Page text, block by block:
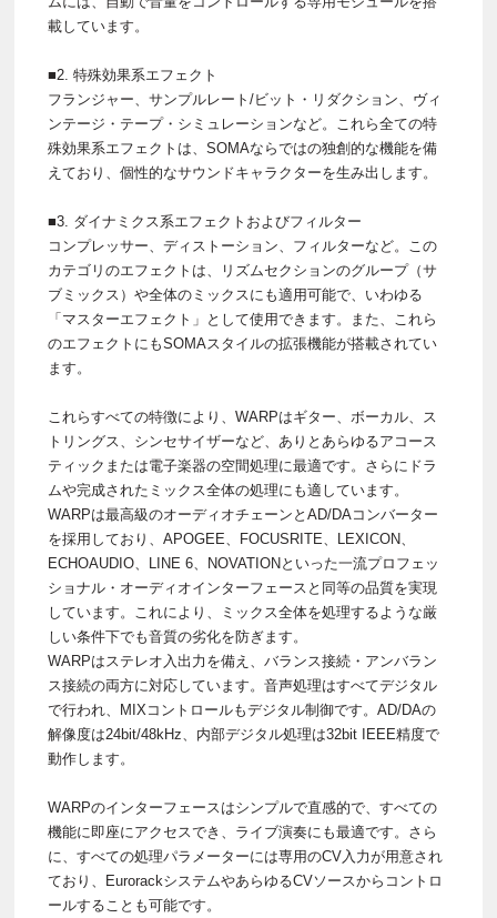
載しています。
■2. 特殊効果系エフェクト
フランジャー、サンプルレート/ビット・リダクション、ヴィ
ンテージ・テープ・シミュレーションなど。これら全ての特
殊効果系エフェクトは、SOMAならではの独創的な機能を備
えており、個性的なサウンドキャラクターを生み出します。
■3. ダイナミクス系エフェクトおよびフィルター
コンプレッサー、ディストーション、フィルターなど。この
カテゴリのエフェクトは、リズムセクションのグループ（サ
ブミックス）や全体のミックスにも適用可能で、いわゆる
「マスターエフェクト」として使用できます。また、これら
のエフェクトにもSOMAスタイルの拡張機能が搭載されてい
ます。
これらすべての特徴により、WARPはギター、ボーカル、ス
トリングス、シンセサイザーなど、ありとあらゆるアコース
ティックまたは電子楽器の空間処理に最適です。さらにドラ
ムや完成されたミックス全体の処理にも適しています。
WARPは最高級のオーディオチェーンとAD/DAコンバーター
を採用しており、APOGEE、FOCUSRITE、LEXICON、
ECHOAUDIO、LINE 6、NOVATIONといった一流プロフェッ
ショナル・オーディオインターフェースと同等の品質を実現
しています。これにより、ミックス全体を処理するような厳
しい条件下でも音質の劣化を防ぎます。
WARPはステレオ入出力を備え、バランス接続・アンバラン
ス接続の両方に対応しています。音声処理はすべてデジタル
で行われ、MIXコントロールもデジタル制御です。AD/DAの
解像度は24bit/48kHz、内部デジタル処理は32bit IEEE精度で
動作します。
WARPのインターフェースはシンプルで直感的で、すべての
機能に即座にアクセスでき、ライブ演奏にも最適です。さら
に、すべての処理パラメーターには専用のCV入力が用意され
ており、EurorackシステムやあらゆるCVソースからコントロ
ールすることも可能です。